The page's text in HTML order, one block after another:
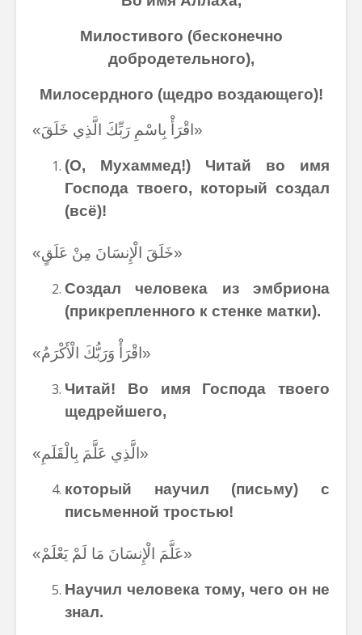
Милостивого (бесконечно
добродетельного),
Милосердного (щедро воздающего)!
«اقْرَأْ بِاسْمِ رَبِّكَ الَّذِي خَلَقَ»
(О, Мухаммед!) Читай
во имя
Господа твоего, который создал
(всё)!
«خَلَقَ الْإِنسَانَ مِنْ عَلَقٍ»
Создал человека из эмбриона
(прикрепленного к стенке матки).
«اقْرَأْ وَرَبُّكَ الْأَكْرَمُ»
Читай! Во имя Господа твоего
щедрейшего,
«الَّذِي عَلَّمَ بِالْقَلَمِ»
который научил (письму) с
письменной тростью!
«عَلَّمَ الْإِنسَانَ مَا لَمْ يَعْلَمْ»
Научил человека тому, чего он не
знал.